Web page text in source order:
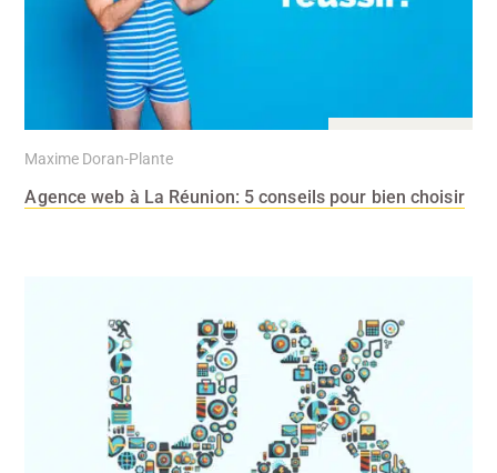
Maxime Doran-Plante
Agence web à La Réunion: 5 conseils pour bien choisir